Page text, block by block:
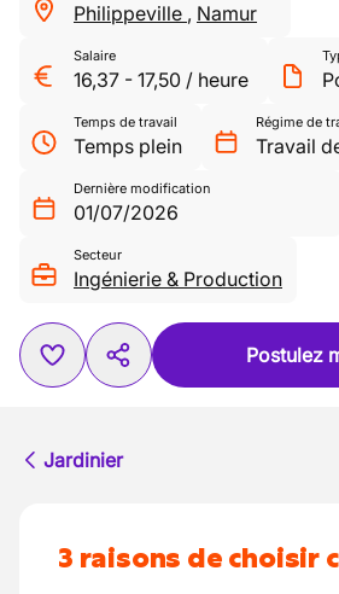
Philippeville , Namur
Salaire
16,37 - 17,50 / heure
Temps de travail
Temps plein
Régime de
Travail
Dernière modification
01/07/2026
Secteur
Ingénierie & Production
Postulez
Jardinier
3 raisons de choisir